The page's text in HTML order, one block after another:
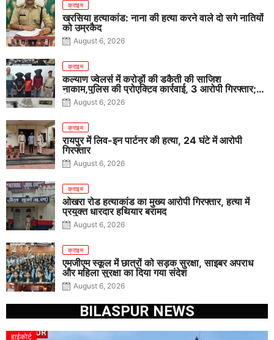
क्राइम
खरसिया हत्याकांड: नाना की हत्या करने वाले दो सगे नातियों
को उम्रकैद
August 6, 2026
क्राइम
कल्याण ज्वेलर्स में करोड़ों की डकैती की साजिश
नाकाम,पुलिस की प्रोएक्टिव कार्रवाई, 3 आरोपी गिरफ्तार;
पिस्टल, कारतूस, चाकू और मोबाइल बरामद
August 6, 2026
क्राइम
रायपुर में लिव-इन पार्टनर की हत्या, 24 घंटे में आरोपी
गिरफ्तार
August 6, 2026
क्राइम
ओखरा रोड हत्याकांड का मुख्य आरोपी गिरफ्तार, हत्या में
प्रयुक्त धारदार हथियार बरामद
August 6, 2026
क्राइम
एमजीएम स्कूल में छात्रों को सड़क सुरक्षा, साइबर अपराध
और महिला सुरक्षा का दिया गया संदेश
August 6, 2026
BILASPUR NEWS
हाईकोर्ट